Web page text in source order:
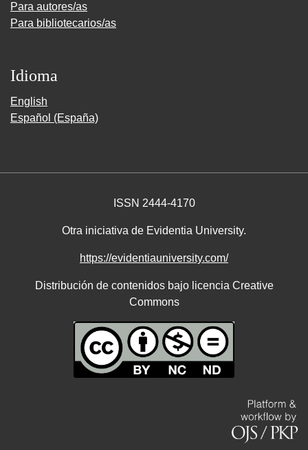
Para autores/as
Para bibliotecarios/as
Idioma
English
Español (España)
ISSN 2444-4170
Otra iniciativa de Evidentia University.
https://evidentiauniversity.com/
Distribución de contenidos bajo licencia Creative
Commons